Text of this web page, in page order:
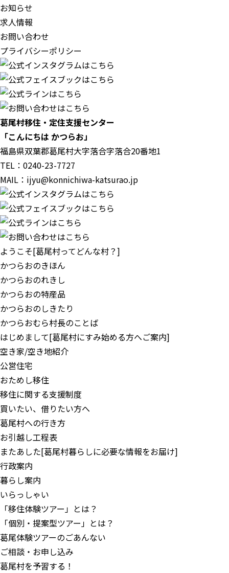
お知らせ
求人情報
お問い合わせ
プライバシーポリシー
葛尾村移住・定住支援センター
「こんにちは かつらお」
福島県双葉郡葛尾村大字落合字落合20番地1
TEL：0240-23-7727
MAIL： ijyu@konnichiwa-katsurao.jp
ようこそ[葛尾村ってどんな村？]
かつらおのきほん
かつらおのれきし
かつらおの特産品
かつらおのしきたり
かつらおむら村長のことば
はじめまして[葛尾村にすみ始める方へご案内]
空き家/空き地紹介
公営住宅
おためし移住
移住に関する支援制度
買いたい、借りたい方へ
葛尾村への行き方
お引越し工程表
またあした[葛尾村暮らしに必要な情報をお届け]
行政案内
暮らし案内
いらっしゃい
「移住体験ツアー」とは？
「個別・提案型ツアー」とは？
葛尾体験ツアーのごあんない
ご相談・お申し込み
葛尾村を予習する！